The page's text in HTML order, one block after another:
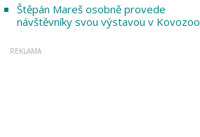
Štěpán Mareš osobně provede
návštěvníky svou výstavou v Kovozoo